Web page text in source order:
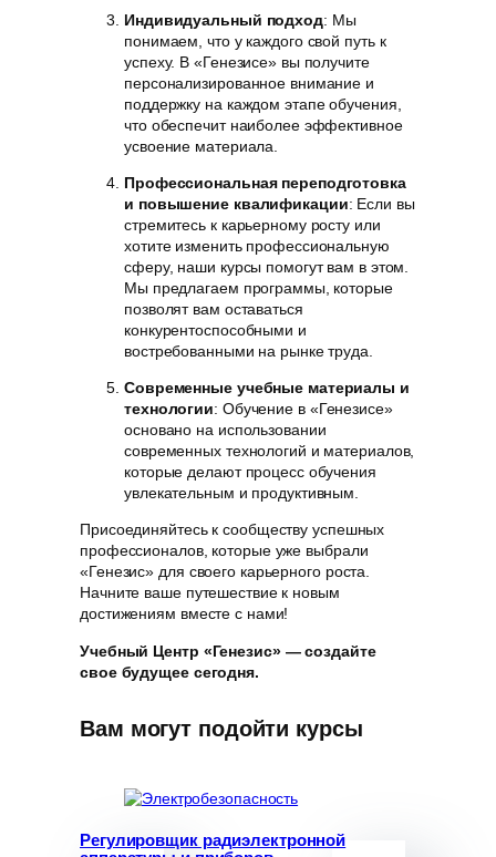
Индивидуальный подход: Мы
понимаем, что у каждого свой путь к
успеху. В «Генезисе» вы получите
персонализированное внимание и
поддержку на каждом этапе обучения,
что обеспечит наиболее эффективное
усвоение материала.
Профессиональная переподготовка
и повышение квалификации: Если вы
стремитесь к карьерному росту или
хотите изменить профессиональную
сферу, наши курсы помогут вам в этом.
Мы предлагаем программы, которые
позволят вам оставаться
конкурентоспособными и
востребованными на рынке труда.
Современные учебные материалы и
технологии: Обучение в «Генезисе»
основано на использовании
современных технологий и материалов,
которые делают процесс обучения
увлекательным и продуктивным.
Присоединяйтесь к сообществу успешных
профессионалов, которые уже выбрали
«Генезис» для своего карьерного роста.
Начните ваше путешествие к новым
достижениям вместе с нами!
Учебный Центр «Генезис» — создайте
свое будущее сегодня.
Вам могут подойти курсы
Регулировщик радиэлектронной